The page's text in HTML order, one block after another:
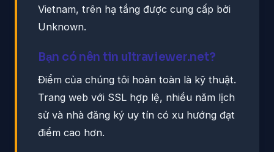
Vietnam, trên hạ tầng được cung cấp bởi
Unknown.
Bạn có nên tin ultraviewer.net?
Điểm của chúng tôi hoàn toàn là kỹ thuật.
Trang web với SSL hợp lệ, nhiều năm lịch
sử và nhà đăng ký uy tín có xu hướng đạt
điểm cao hơn.